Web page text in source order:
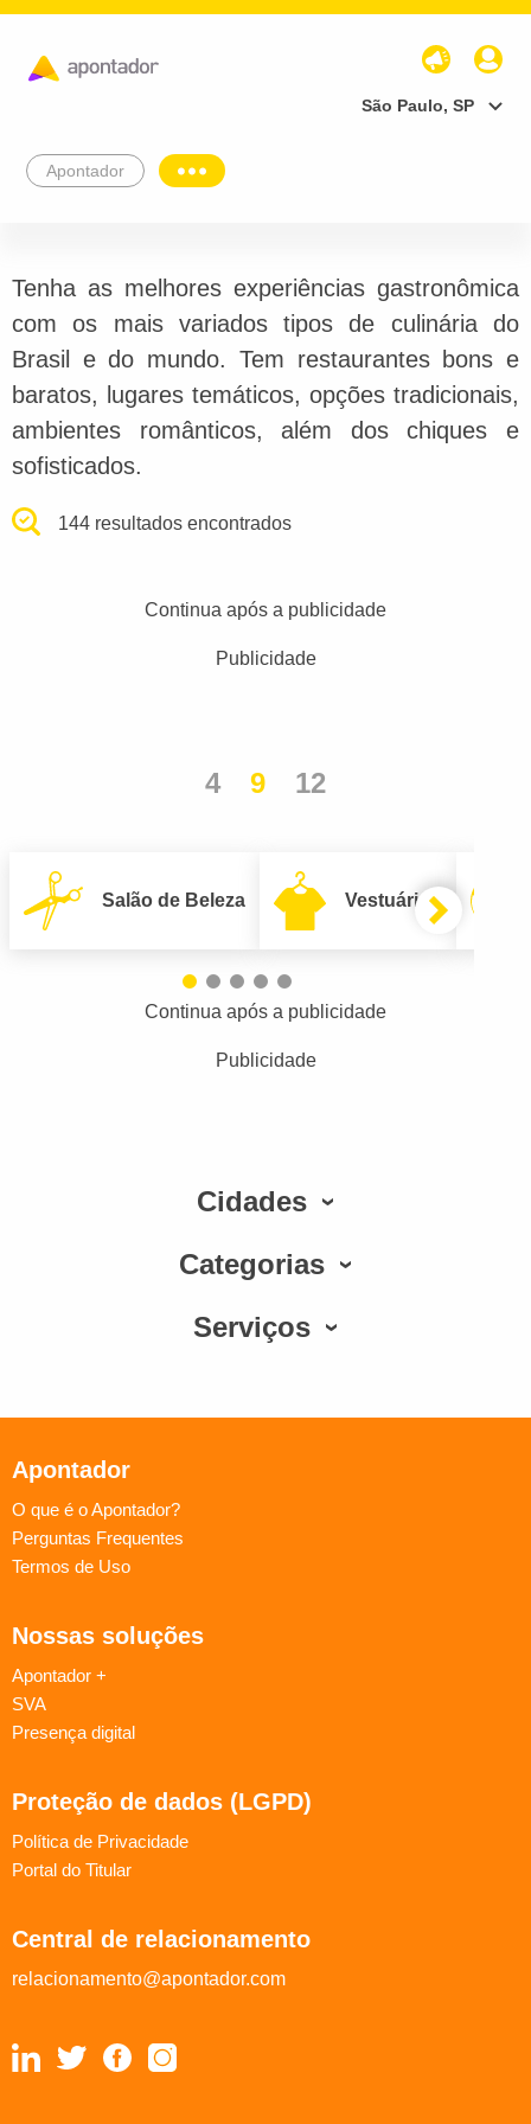
São Paulo, SP
Apontador
Tenha as melhores experiências gastronômica
com os mais variados tipos de culinária do
Brasil e do mundo. Tem restaurantes bons e
baratos, lugares temáticos, opções tradicionais,
ambientes românticos, além dos chiques e
sofisticados.
144 resultados encontrados
Continua após a publicidade
Publicidade
4 9 12
Salão de Beleza Vestuário
Continua após a publicidade
Publicidade
Cidades
Categorias
Serviços
Apontador
O que é o Apontador?
Perguntas Frequentes
Termos de Uso
Nossas soluções
Apontador +
SVA
Presença digital
Proteção de dados (LGPD)
Política de Privacidade
Portal do Titular
Central de relacionamento
relacionamento@apontador.com